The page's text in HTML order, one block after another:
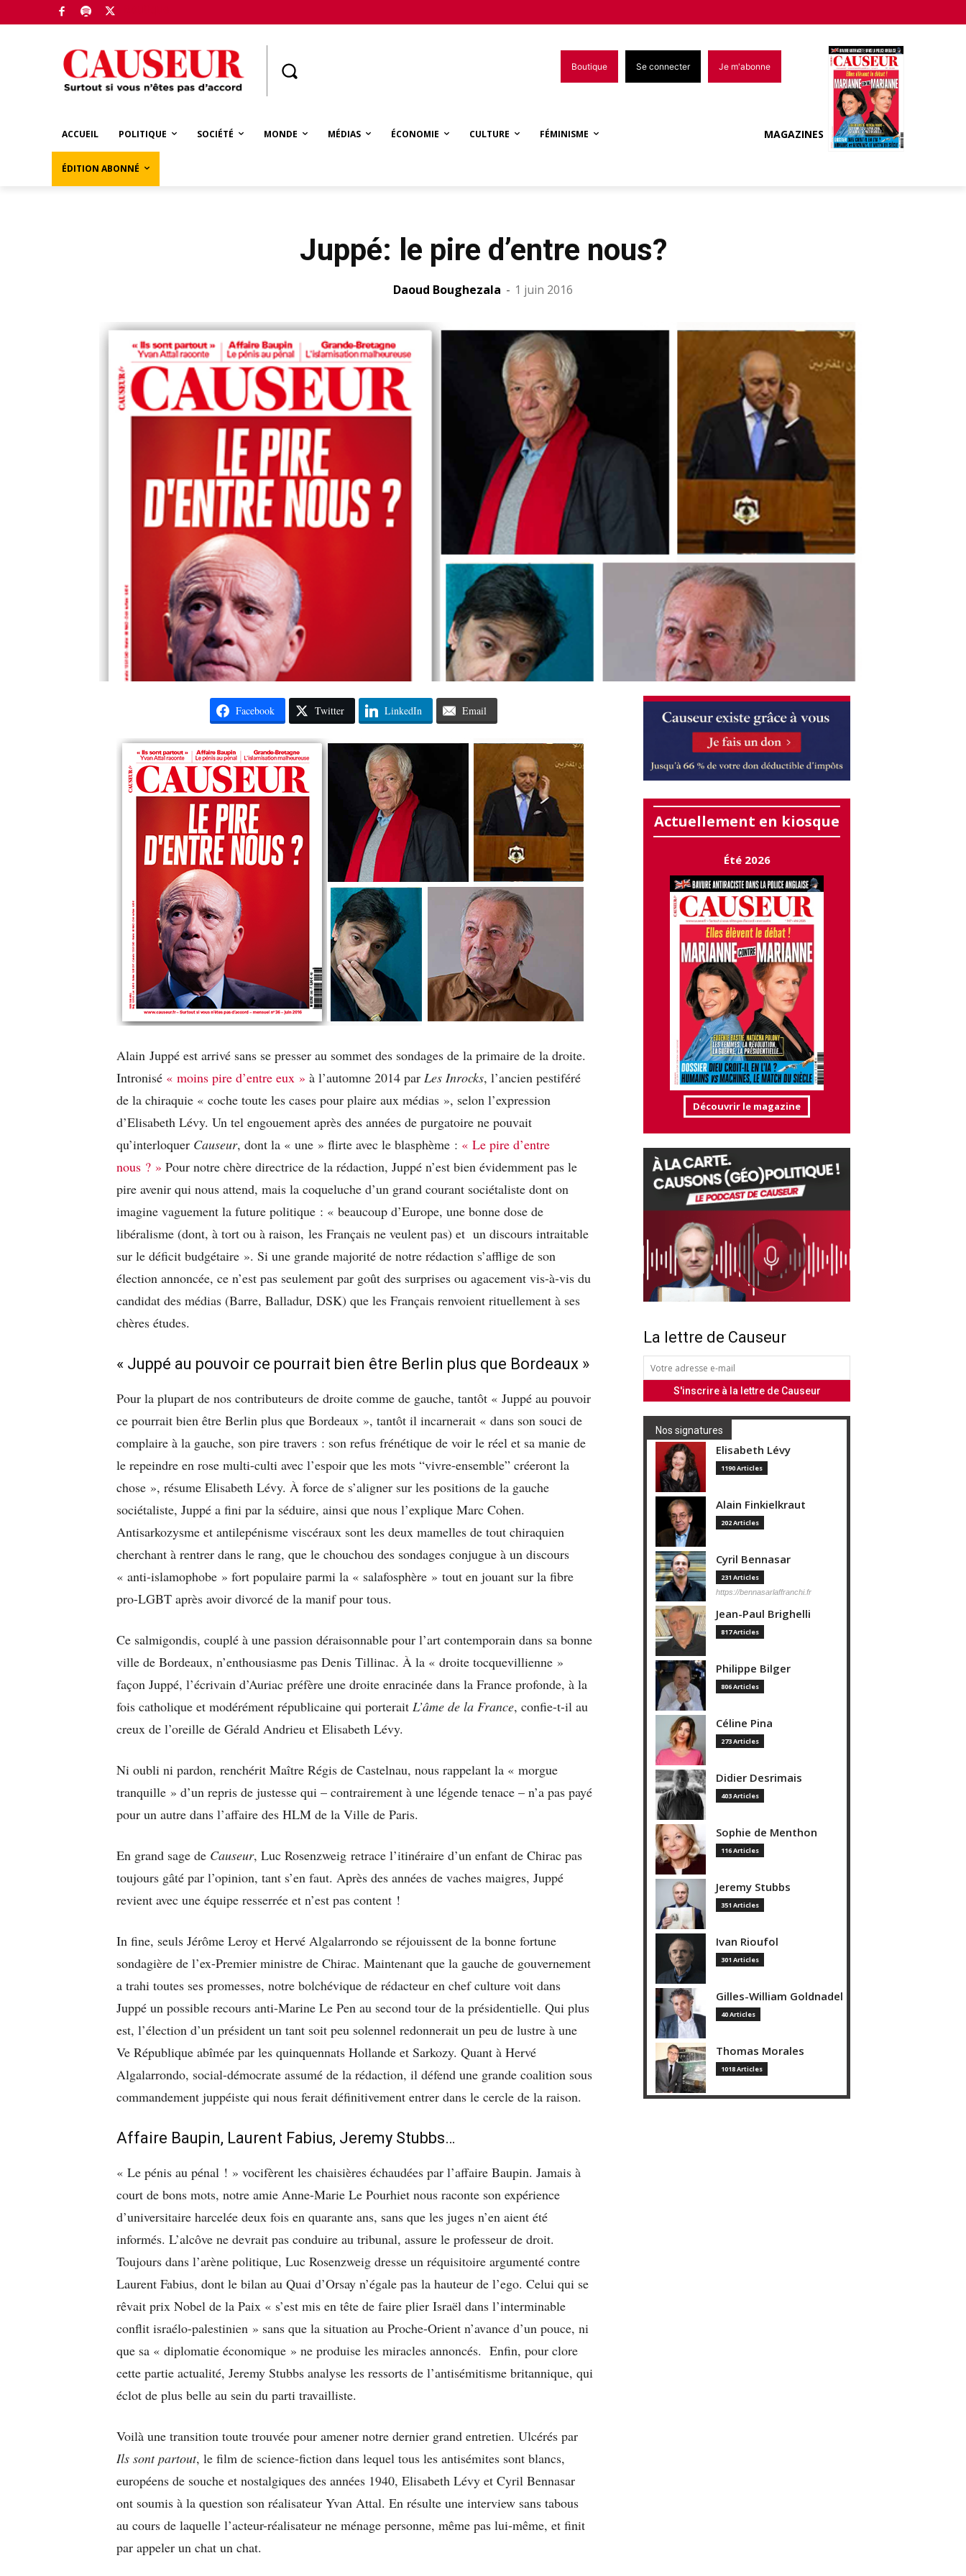
Boutique Se connecter Je m'abonne
ACCUEIL POLITIQUE SOCIÉTÉ MONDE MÉDIAS ÉCONOMIE CULTURE FÉMINISME
ÉDITION ABONNÉ
MAGAZINES
Juppé: le pire d’entre nous?
Daoud Boughezala - 1 juin 2016
Facebook Twitter LinkedIn Email
Alain Juppé est arrivé sans se presser au sommet des sondages de la primaire de la droite.
Intronisé « moins pire d’entre eux » à l’automne 2014 par Les Inrocks, l’ancien pestiféré
de la chiraquie « coche toute les cases pour plaire aux médias », selon l’expression
d’Elisabeth Lévy. Un tel engouement après des années de purgatoire ne pouvait
qu’interloquer Causeur, dont la « une » flirte avec le blasphème : « Le pire d’entre
nous ? » Pour notre chère directrice de la rédaction, Juppé n’est bien évidemment pas le
pire avenir qui nous attend, mais la coqueluche d’un grand courant sociétaliste dont on
imagine vaguement la future politique : « beaucoup d’Europe, une bonne dose de
libéralisme (dont, à tort ou à raison, les Français ne veulent pas) et un discours intraitable
sur le déficit budgétaire ». Si une grande majorité de notre rédaction s’afflige de son
élection annoncée, ce n’est pas seulement par goût des surprises ou agacement vis-à-vis du
candidat des médias (Barre, Balladur, DSK) que les Français renvoient rituellement à ses
chères études.
« Juppé au pouvoir ce pourrait bien être Berlin plus que Bordeaux »
Pour la plupart de nos contributeurs de droite comme de gauche, tantôt « Juppé au pouvoir
ce pourrait bien être Berlin plus que Bordeaux », tantôt il incarnerait « dans son souci de
complaire à la gauche, son pire travers : son refus frénétique de voir le réel et sa manie de
le repeindre en rose multi-culti avec l’espoir que les mots “vivre-ensemble” créeront la
chose », résume Elisabeth Lévy. À force de s’aligner sur les positions de la gauche
sociétaliste, Juppé a fini par la séduire, ainsi que nous l’explique Marc Cohen.
Antisarkozysme et antilepénisme viscéraux sont les deux mamelles de tout chiraquien
cherchant à rentrer dans le rang, que le chouchou des sondages conjugue à un discours
« anti-islamophobe » fort populaire parmi la « salafosphère » tout en jouant sur la fibre
pro-LGBT après avoir divorcé de la manif pour tous.
Ce salmigondis, couplé à une passion déraisonnable pour l’art contemporain dans sa bonne
ville de Bordeaux, n’enthousiasme pas Denis Tillinac. À la « droite tocquevillienne »
façon Juppé, l’écrivain d’Auriac préfère une droite enracinée dans la France profonde, à la
fois catholique et modérément républicaine qui porterait L’âme de la France, confie-t-il au
creux de l’oreille de Gérald Andrieu et Elisabeth Lévy.
Ni oubli ni pardon, renchérit Maître Régis de Castelnau, nous rappelant la « morgue
tranquille » d’un repris de justesse qui – contrairement à une légende tenace – n’a pas payé
pour un autre dans l’affaire des HLM de la Ville de Paris.
En grand sage de Causeur, Luc Rosenzweig retrace l’itinéraire d’un enfant de Chirac pas
toujours gâté par l’opinion, tant s’en faut. Après des années de vaches maigres, Juppé
revient avec une équipe resserrée et n’est pas content !
In fine, seuls Jérôme Leroy et Hervé Algalarrondo se réjouissent de la bonne fortune
sondagière de l’ex-Premier ministre de Chirac. Maintenant que la gauche de gouvernement
a trahi toutes ses promesses, notre bolchévique de rédacteur en chef culture voit dans
Juppé un possible recours anti-Marine Le Pen au second tour de la présidentielle. Qui plus
est, l’élection d’un président un tant soit peu solennel redonnerait un peu de lustre à une
Ve République abîmée par les quinquennats Hollande et Sarkozy. Quant à Hervé
Algalarrondo, social-démocrate assumé de la rédaction, il défend une grande coalition sous
commandement juppéiste qui nous ferait définitivement entrer dans le cercle de la raison.
Affaire Baupin, Laurent Fabius, Jeremy Stubbs…
« Le pénis au pénal ! » vocifèrent les chaisières échaudées par l’affaire Baupin. Jamais à
court de bons mots, notre amie Anne-Marie Le Pourhiet nous raconte son expérience
d’universitaire harcelée deux fois en quarante ans, sans que les juges n’en aient été
informés. L’alcôve ne devrait pas conduire au tribunal, assure le professeur de droit.
Toujours dans l’arène politique, Luc Rosenzweig dresse un réquisitoire argumenté contre
Laurent Fabius, dont le bilan au Quai d’Orsay n’égale pas la hauteur de l’ego. Celui qui se
rêvait prix Nobel de la Paix « s’est mis en tête de faire plier Israël dans l’interminable
conflit israélo-palestinien » sans que la situation au Proche-Orient n’avance d’un pouce, ni
que sa « diplomatie économique » ne produise les miracles annoncés. Enfin, pour clore
cette partie actualité, Jeremy Stubbs analyse les ressorts de l’antisémitisme britannique, qui
éclot de plus belle au sein du parti travailliste.
Voilà une transition toute trouvée pour amener notre dernier grand entretien. Ulcérés par
Ils sont partout, le film de science-fiction dans lequel tous les antisémites sont blancs,
européens de souche et nostalgiques des années 1940, Elisabeth Lévy et Cyril Bennasar
ont soumis à la question son réalisateur Yvan Attal. En résulte une interview sans tabous
au cours de laquelle l’acteur-réalisateur ne ménage personne, même pas lui-même, et finit
par appeler un chat un chat.
Actuellement en kiosque
Été 2026
Découvrir le magazine
La lettre de Causeur
Nos signatures
Elisabeth Lévy
1190 Articles
Alain Finkielkraut
202 Articles
Cyril Bennasar
231 Articles
https://bennasarlaffranchi.fr
Jean-Paul Brighelli
817 Articles
Philippe Bilger
806 Articles
Céline Pina
273 Articles
Didier Desrimais
403 Articles
Sophie de Menthon
116 Articles
Jeremy Stubbs
351 Articles
Ivan Rioufol
301 Articles
Gilles-William Goldnadel
40 Articles
Thomas Morales
1018 Articles